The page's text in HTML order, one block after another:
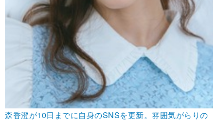
森香澄が10日までに自身のSNSを更新。雰囲気がらりの